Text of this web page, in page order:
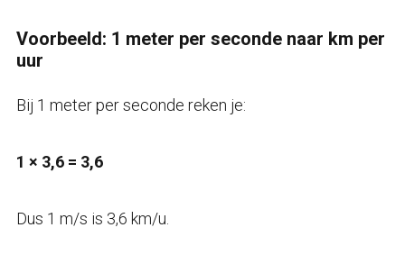
Voorbeeld: 1 meter per seconde naar km per
uur
Bij 1 meter per seconde reken je:
1 × 3,6 = 3,6
Dus 1 m/s is 3,6 km/u.